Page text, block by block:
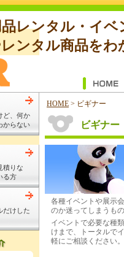
レンタル・イ
ンタル商品をわ
HOME > ビギナー
ビギナー
各種イベントや展示
のか迷ってしまうも
イベントで必要な種
けまで、トータルで
軽にご相談ください。
ど、何か
からない
積りな
る方
だけした